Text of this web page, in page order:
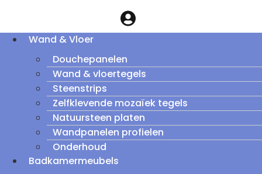
Wand & Vloer
Douchepanelen
Wand & vloertegels
Steenstrips
Zelfklevende mozaïek tegels
Natuursteen platen
Wandpanelen profielen
Onderhoud
Badkamermeubels